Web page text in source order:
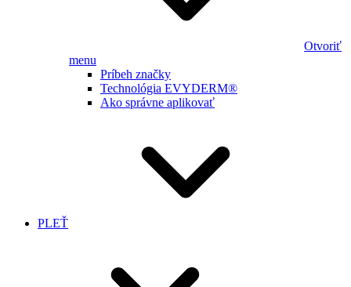
Otvoriť
menu
Príbeh značky
Technológia EVYDERM®
Ako správne aplikovať
PLEŤ